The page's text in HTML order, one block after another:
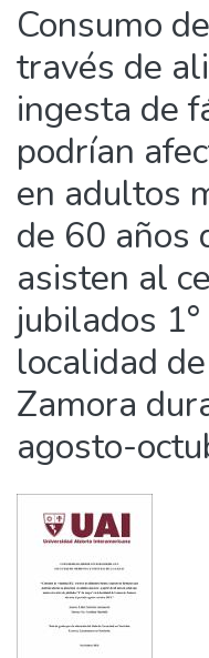
Consumo
través de
ingesta de
podrían
en adultos
de 60 años
asisten al
jubilados
localidad
Zamora
agosto-